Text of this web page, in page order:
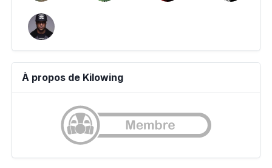
À propos de Kilowing